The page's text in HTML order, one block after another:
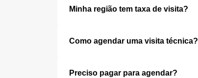
Minha região tem taxa de visita?
Como agendar uma visita técnica?
Preciso pagar para agendar?